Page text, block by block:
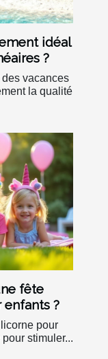
idéal
?
vacances
la qualité
fête
?
pour
stimuler...